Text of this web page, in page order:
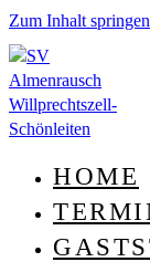
Zum Inhalt springen
HOME